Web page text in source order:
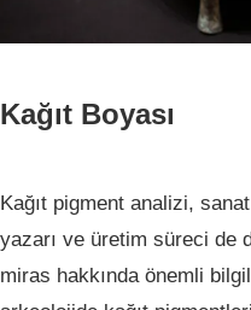
Kağıt Boyası
Kağıt pigment analizi,
yazarı ve üretim süreci de
miras hakkında önemli